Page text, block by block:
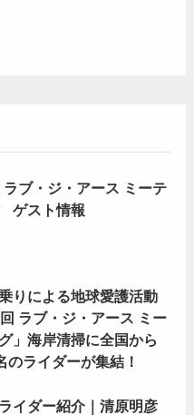
ラブ・ジ・アース ミーテ
ゲスト情報
りによる地球愛護活動
回 ラブ・ジ・アース ミー
」海岸清掃に全国から
のライダーが集結！
イダー紹介｜清原明彦